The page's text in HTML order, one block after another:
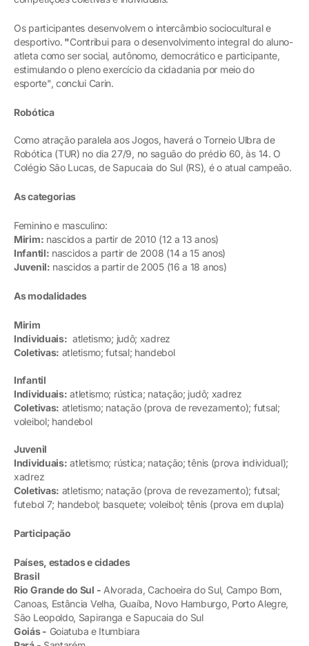
Os participantes desenvolvem o intercâmbio sociocultural e
desportivo. "Contribui para o desenvolvimento integral do aluno-
atleta como ser social, autônomo, democrático e participante,
estimulando o pleno exercício da cidadania por meio do
esporte", conclui Carin.
Robótica
Como atração paralela aos Jogos, haverá o Torneio Ulbra de
Robótica (TUR) no dia 27/9, no saguão do prédio 60, às 14. O
Colégio São Lucas, de Sapucaia do Sul (RS), é o atual campeão.
As categorias
Feminino e masculino:
Mirim: nascidos a partir de 2010 (12 a 13 anos)
Infantil: nascidos a partir de 2008 (14 a 15 anos)
Juvenil: nascidos a partir de 2005 (16 a 18 anos)
As modalidades
Mirim
Individuais: atletismo; judô; xadrez
Coletivas: atletismo; futsal; handebol
Infantil
Individuais: atletismo; rústica; natação; judô; xadrez
Coletivas: atletismo; natação (prova de revezamento); futsal;
voleibol; handebol
Juvenil
Individuais: atletismo; rústica; natação; tênis (prova individual);
xadrez
Coletivas: atletismo; natação (prova de revezamento); futsal;
futebol 7; handebol; basquete; voleibol; tênis (prova em dupla)
Participação
Países, estados e cidades
Brasil
Rio Grande do Sul - Alvorada, Cachoeira do Sul, Campo Bom,
Canoas, Estância Velha, Guaíba, Novo Hamburgo, Porto Alegre,
São Leopoldo, Sapiranga e Sapucaia do Sul
Goiás - Goiatuba e Itumbiara